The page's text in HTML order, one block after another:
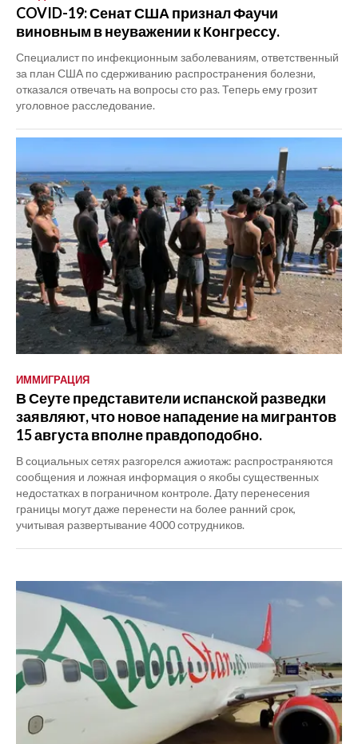
COVID-19: Сенат США признал Фаучи
виновным в неуважении к Конгрессу.
Специалист по инфекционным заболеваниям, ответственный
за план США по сдерживанию распространения болезни,
отказался отвечать на вопросы сто раз. Теперь ему грозит
уголовное расследование.
ИММИГРАЦИЯ
В Сеуте представители испанской разведки
заявляют, что новое нападение на мигрантов
15 августа вполне правдоподобно.
В социальных сетях разгорелся ажиотаж: распространяются
сообщения и ложная информация о якобы существенных
недостатках в пограничном контроле. Дату перенесения
границы могут даже перенести на более ранний срок,
учитывая развертывание 4000 сотрудников.